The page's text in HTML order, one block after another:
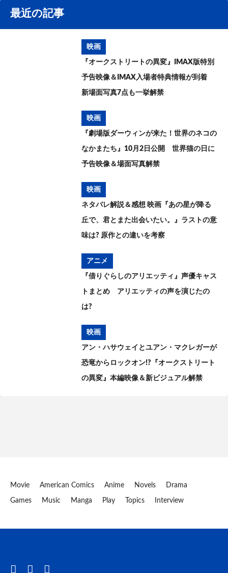
最近の記事
映画
『オークストリートの異変』IMAX版特別
予告映像＆IMAX入場者特典情報が到着
新場面写真7点も一挙解禁
映画
『劇場版ダーウィンが来た！世界のネコの
なかまたち』10月2日公開 世界猫の日に
予告映像＆場面写真解禁
映画
ネタバレ解説＆感想 映画『あの星が降る
丘で、君とまた出会いたい。』ラストの意
味は? 原作との違いを考察
アニメ
『借りぐらしのアリエッティ』声優キャス
トまとめ アリエッティの声を演じたの
は?
映画
アン・ハサウェイとユアン・マクレガーが
恐竜からロックオン!?『オークストリート
の異変』本編映像＆新ビジュアル解禁
Movie American Comics Anime Novels Drama
Games Music Manga Play Topics Interview